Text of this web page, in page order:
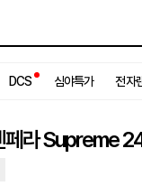
DCS 심야특가 전자
페라 Supreme